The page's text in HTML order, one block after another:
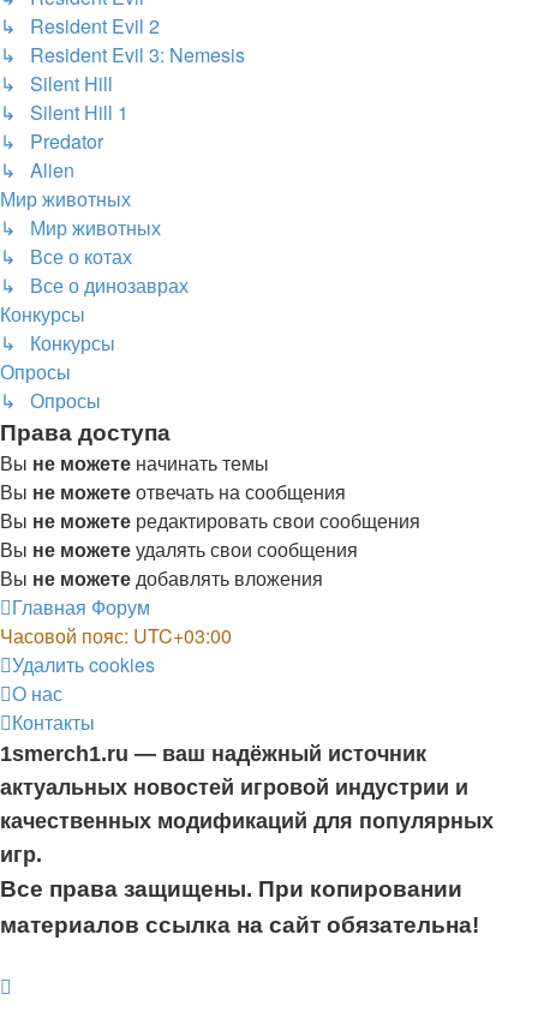
↳ Resident Evil 2
↳ Resident Evil 3: Nemesis
↳ Silent Hill
↳ Silent Hill 1
↳ Predator
↳ Alien
Мир животных
↳ Мир животных
↳ Все о котах
↳ Все о динозаврах
Конкурсы
↳ Конкурсы
Опросы
↳ Опросы
Права доступа
Вы не можете начинать темы
Вы не можетеотвечать на сообщения
Вы не можете редактировать свои сообщения
Вы не можетеудалять свои сообщения
Вы не можетедобавлять вложения
Главная Форум
Часовой пояс: UTC+03:00
Удалить cookies
О нас
Контакты
1smerch1.ru — ваш надёжный источник
актуальных новостей игровой индустрии и
качественных модификаций для популярных
игр.
Все права защищены. При копировании
материалов ссылка на сайт обязательна!